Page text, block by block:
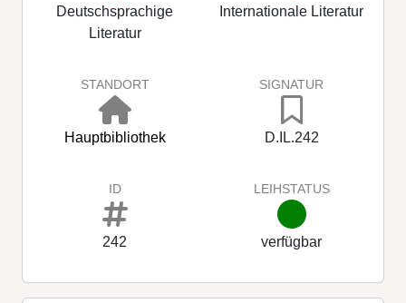
Deutschsprachige
Literatur
Internationale Literatur
STANDORT
Hauptbibliothek
SIGNATUR
D.IL.242
ID
242
LEIHSTATUS
verfügbar